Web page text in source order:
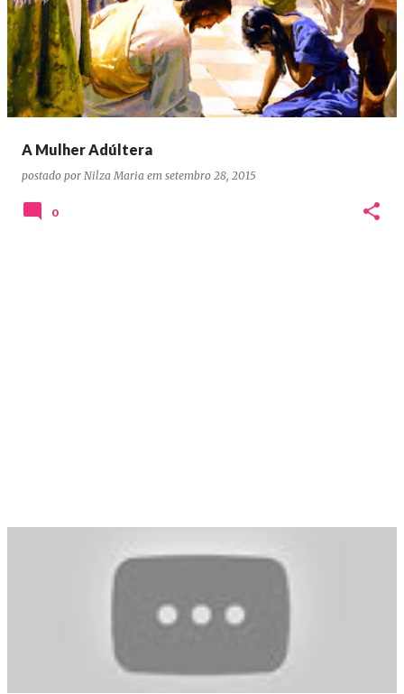
o
s
t
a
g
A Mulher Adúltera
postado por Nilza Maria em setembro 28, 2015
0